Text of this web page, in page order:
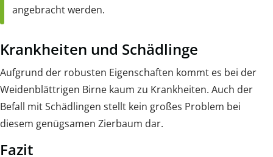
angebracht werden.
Krankheiten und Schädlinge
Aufgrund der robusten Eigenschaften kommt es bei der
Weidenblättrigen Birne kaum zu Krankheiten. Auch der
Befall mit Schädlingen stellt kein großes Problem bei
diesem genügsamen Zierbaum dar.
Fazit